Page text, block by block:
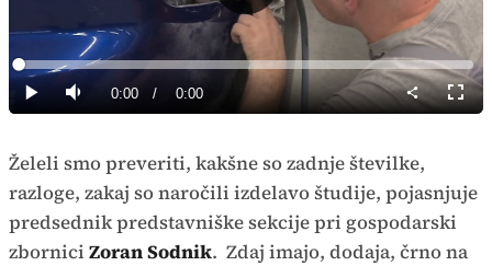
Predvajaj
PredvajajTiho Current
0:00 / Duration
0:00
Loaded:
0%
način
Želeli smo preveriti, kakšne so zadnje številke,
razloge, zakaj so naročili izdelavo študije, pojasnjuje
predsednik predstavniške sekcije pri gospodarski
zbornici Zoran Sodnik. Zdaj imajo, dodaja, črno na